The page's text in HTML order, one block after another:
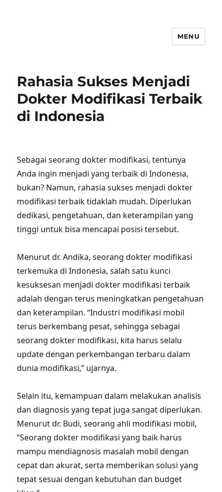
MENU
Rahasia Sukses Menjadi
Dokter Modifikasi Terbaik
di Indonesia
Sebagai seorang dokter modifikasi, tentunya
Anda ingin menjadi yang terbaik di Indonesia,
bukan? Namun, rahasia sukses menjadi dokter
modifikasi terbaik tidaklah mudah. Diperlukan
dedikasi, pengetahuan, dan keterampilan yang
tinggi untuk bisa mencapai posisi tersebut.
Menurut dr. Andika, seorang dokter modifikasi
terkemuka di Indonesia, salah satu kunci
kesuksesan menjadi dokter modifikasi terbaik
adalah dengan terus meningkatkan pengetahuan
dan keterampilan. “Industri modifikasi mobil
terus berkembang pesat, sehingga sebagai
seorang dokter modifikasi, kita harus selalu
update dengan perkembangan terbaru dalam
dunia modifikasi,” ujarnya.
Selain itu, kemampuan dalam melakukan analisis
dan diagnosis yang tepat juga sangat diperlukan.
Menurut dr. Budi, seorang ahli modifikasi mobil,
“Seorang dokter modifikasi yang baik harus
mampu mendiagnosis masalah mobil dengan
cepat dan akurat, serta memberikan solusi yang
tepat sesuai dengan kebutuhan dan budget